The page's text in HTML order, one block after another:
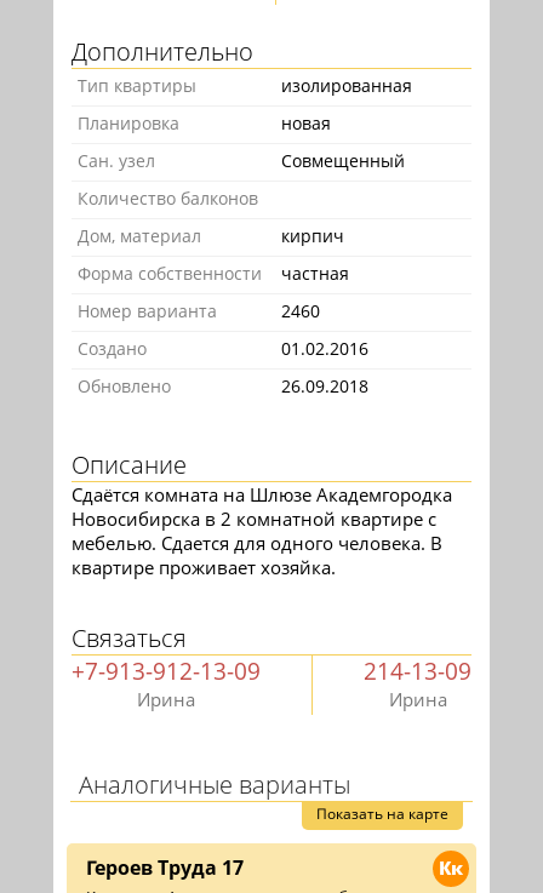
Дополнительно
Тип квартиры
изолированная
Планировка
новая
Сан. узел
Совмещенный
Количество балконов
Дом, материал
кирпич
Форма собственности
частная
Номер варианта
2460
Создано
01.02.2016
Обновлено
26.09.2018
Описание
Сдаётся комната на Шлюзе Академгородка
Новосибирска в 2 комнатной квартире с
мебелью. Сдается для одного человека. В
квартире проживает хозяйка.
Связаться
+7-913-912-13-09
Ирина
214-13-09
Ирина
Аналогичные варианты
Показать на карте
Кк
Героев Труда 17